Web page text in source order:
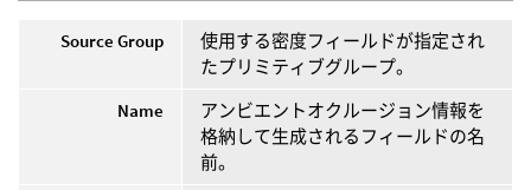
Source Group
使用する密度フィールドが指定され
たプリミティブグループ。
Name
アンビエントオクルージョン情報を
格納して生成されるフィールドの名
前。